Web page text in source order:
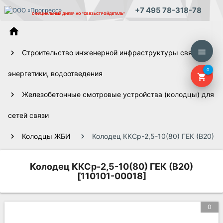
ОФИЦИАЛЬНЫЙ ДИЛЕР АО "СВЯЗЬСТРОЙДЕТАЛЬ" +7 495 78-318-78
menu
shopping_cart
0
home
Строительство инженерной инфраструктуры связи,
энергетики, водоотведения
Железобетонные смотровые устройства (колодцы) для
сетей связи
Колодцы ЖБИ Колодец ККСр-2,5-10(80) ГЕК (В20)
Колодец ККСр-2,5-10(80) ГЕК (В20)
[110101-00018]
0